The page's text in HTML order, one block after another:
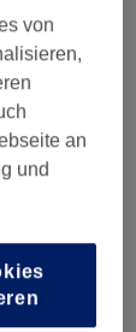
von
an
und